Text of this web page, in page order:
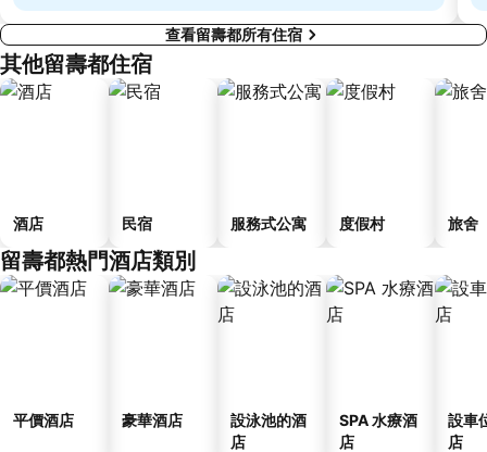
查看留壽都所有住宿
其他留壽都住宿
酒店 民宿 服務式公寓 度假村 旅舍
留壽都熱門酒店類別
平價酒店 豪華酒店
設泳池的酒
店
SPA 水療酒
店
設車
店